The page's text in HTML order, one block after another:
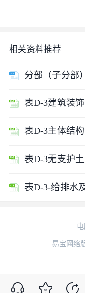
相关资料推荐
易宝网络